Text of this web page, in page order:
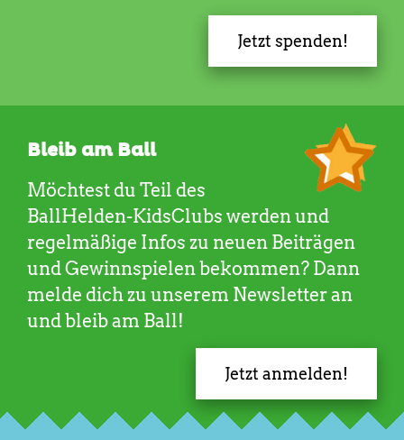
Jetzt spenden!
Bleib am Ball
Möchtest du Teil des
BallHelden-KidsClubs werden und
regelmäßige Infos zu neuen Beiträgen
und Gewinnspielen bekommen? Dann
melde dich zu unserem Newsletter an
und bleib am Ball!
Jetzt anmelden!